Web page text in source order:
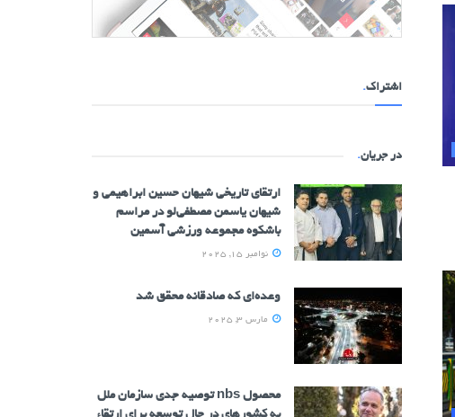
اشتراک.
در جریان.
ارتقای تاریخی شیهان حسین ابراهیمی و
شیهان یاسمن مصطفی‌لو در مراسم
باشکوه مجموعه ورزشی آسمین
نوامبر 15, 2025
وعده‌ای که صادقانه محقق شد
مارس 3, 2025
محصول nbs توصیه جدی سازمان ملل